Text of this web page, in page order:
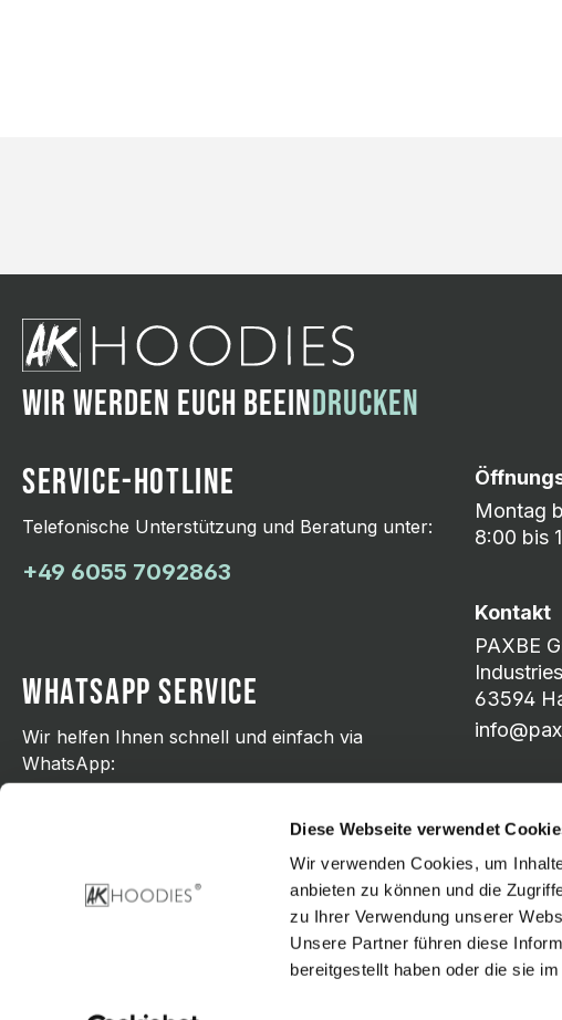
Diese Webseite verwendet
Wir verwenden Cookies, um
anbieten zu können und die
zu Ihrer Verwendung unserer
Unsere Partner führen diese
bereitgestellt haben oder die sie
WIR WERDEN EUCH BEEINDRUCKEN
SERVICE-HOTLINE
Telefonische Unterstützung und Beratung unter:
+49 6055 7092863
WHATSAPP SERVICE
Wir helfen Ihnen schnell und einfach via
WhatsApp:
Montag
8:00 bis
Kontakt
PAXBE
63594